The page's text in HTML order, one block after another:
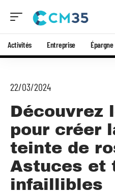
Activités Entreprise Épargne
22/03/2024
Découvrez
pour créer
teinte de
Astuces et
infaillibles